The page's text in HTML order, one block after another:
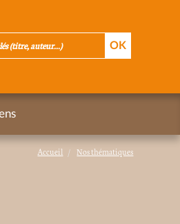
Accueil Nos thématiques